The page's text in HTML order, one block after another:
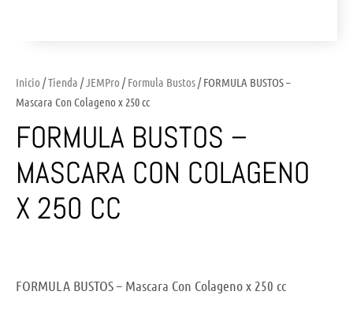
Inicio /Tienda /JEMPro /Formula Bustos/ FORMULA BUSTOS –
Mascara Con Colageno x 250 cc
FORMULA BUSTOS –
MASCARA CON COLAGENO
X 250 CC
FORMULA BUSTOS – Mascara Con Colageno x 250 cc